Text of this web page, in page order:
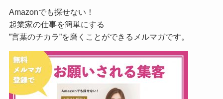
Amazonでも探せない！
起業家の仕事を簡単にする
”言葉のチカラ”を磨くことができるメルマガです。